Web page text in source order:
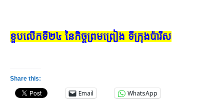
ខួបលើកទី២៤ នៃកិច្ចព្រមព្រៀង ទីក្រុងប៉ារីស
Share this:
Email
WhatsApp